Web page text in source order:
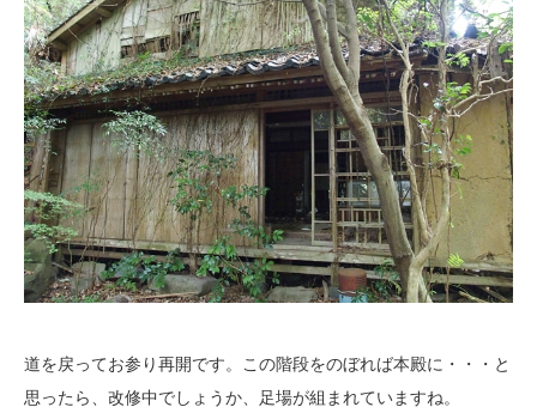
道を戻ってお参り再開です。この階段をのぼれば本殿に・・・と
思ったら、改修中でしょうか、足場が組まれていますね。